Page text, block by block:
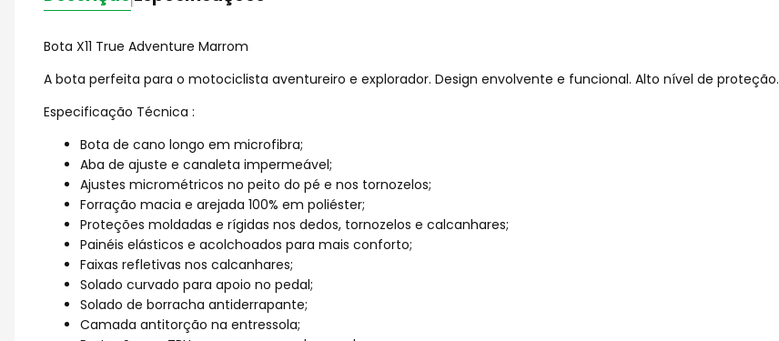
Bota X11 True Adventure Marrom
A bota perfeita para o motociclista aventureiro e explorador. Design envolvente e funcional. Alto nível de proteção.
Especificação Técnica :
Bota de cano longo em microfibra;
Aba de ajuste e canaleta impermeável;
Ajustes micrométricos no peito do pé e nos tornozelos;
Forração macia e arejada 100% em poliéster;
Proteções moldadas e rígidas nos dedos, tornozelos e calcanhares;
Painéis elásticos e acolchoados para mais conforto;
Faixas refletivas nos calcanhares;
Solado curvado para apoio no pedal;
Solado de borracha antiderrapante;
Camada antitorção na entressola;